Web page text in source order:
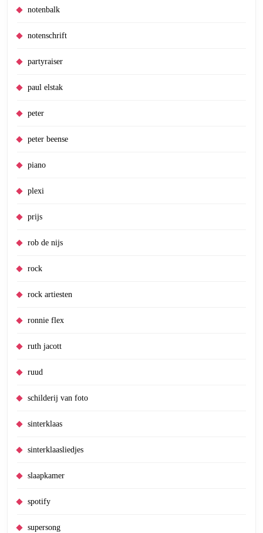
notenbalk
notenschrift
partyraiser
paul elstak
peter
peter beense
piano
plexi
prijs
rob de nijs
rock
rock artiesten
ronnie flex
ruth jacott
ruud
schilderij van foto
sinterklaas
sinterklaasliedjes
slaapkamer
spotify
supersong